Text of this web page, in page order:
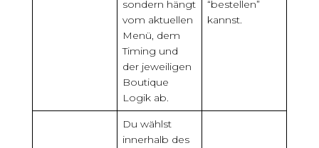
sondern hängt
vom aktuellen
Menü, dem
Timing und
der jeweiligen
Boutique
Logik ab.
“bestellen”
kannst.
Du wählst
innerhalb des